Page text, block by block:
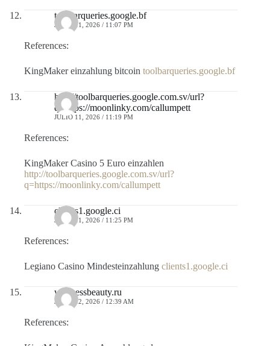
toolbarqueries.google.bf
JULIO 11, 2026 / 11:07 PM
References:
KingMaker einzahlung bitcoin toolbarqueries.google.bf
http://toolbarqueries.google.com.sv/url?
q=https://moonlinky.com/callumpett
JULIO 11, 2026 / 11:19 PM
References:
KingMaker Casino 5 Euro einzahlen
http://toolbarqueries.google.com.sv/url?
q=https://moonlinky.com/callumpett
clients1.google.ci
JULIO 11, 2026 / 11:25 PM
References:
Legiano Casino Mindesteinzahlung clients1.google.ci
wellnessbeauty.ru
JULIO 12, 2026 / 12:39 AM
References: